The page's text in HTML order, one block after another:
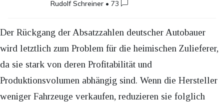
Rudolf Schreiner •73
Der Rückgang der Absatzzahlen deutscher Autobauer
wird letztlich zum Problem für die heimischen Zulieferer,
da sie stark von deren Profitabilität und
Produktionsvolumen abhängig sind. Wenn die Hersteller
weniger Fahrzeuge verkaufen, reduzieren sie folglich